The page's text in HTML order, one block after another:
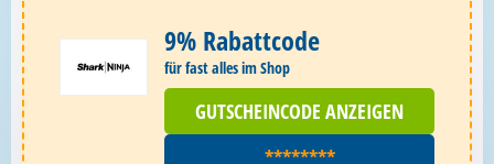
9% Rabattcode
für fast alles im Shop
GUTSCHEINCODE ANZEIGEN
********